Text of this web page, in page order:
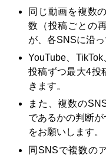
同じ動画を複数
数（投稿ごとの
が、各SNSに沿っ
YouTube、
投稿ずつ最大4投
きます。
また、複数の
であるかの判断が
をお願いします。
同SNSで複数の